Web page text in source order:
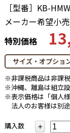
［型番］KB-
メーカー希望小
特別価格
サイズ・オプショ
※非課税商品は非課
※沖縄、離島は組立
※表示価格は「個人
法人のお客様は別
購入数 ＋